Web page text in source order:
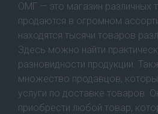
ОМГ — это магазин различных
продаются в огромном
находятся тысячи товаров
Здесь можно найти
разновидности продукции.
множество продавцов,
услуги по доставке товаров.
приобрести любой товар,